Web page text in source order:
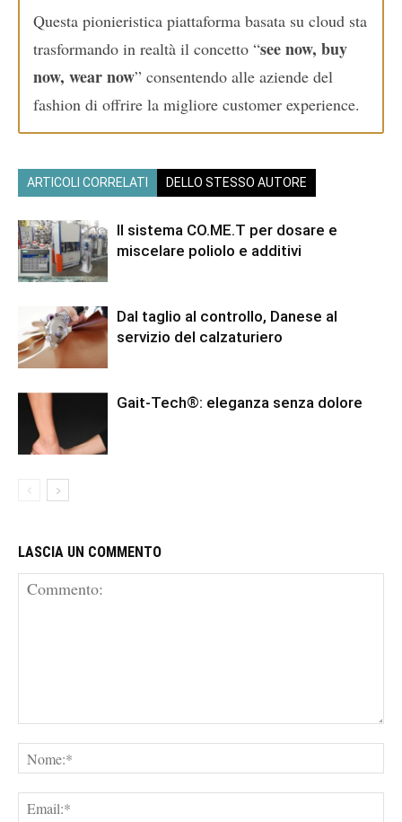
Questa pionieristica piattaforma basata su cloud sta
trasformando in realtà il concetto “see now, buy
now, wear now” consentendo alle aziende del
fashion di offrire la migliore customer experience.
ARTICOLI CORRELATI DELLO STESSO AUTORE
Il sistema CO.ME.T per dosare e
miscelare poliolo e additivi
Dal taglio al controllo, Danese al
servizio del calzaturiero
Gait-Tech®: eleganza senza dolore
LASCIA UN COMMENTO